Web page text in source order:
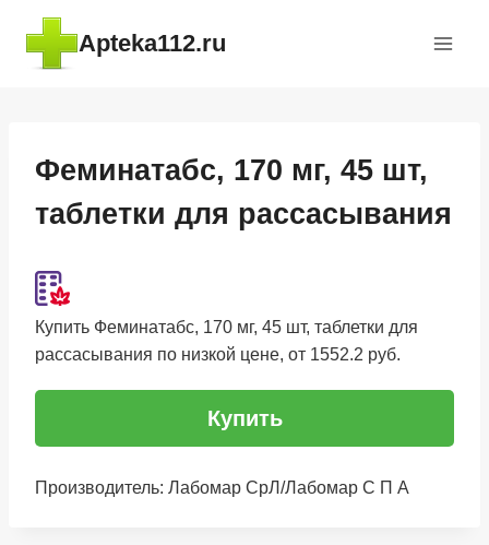
Перейти
содержимому
Apteka112.ru
Феминатабс, 170 мг, 45 шт,
таблетки для рассасывания
Купить Феминатабс, 170 мг, 45 шт, таблетки для
рассасывания по низкой цене, от 1552.2 руб.
Купить
Производитель: Лабомар СрЛ/Лабомар С П А